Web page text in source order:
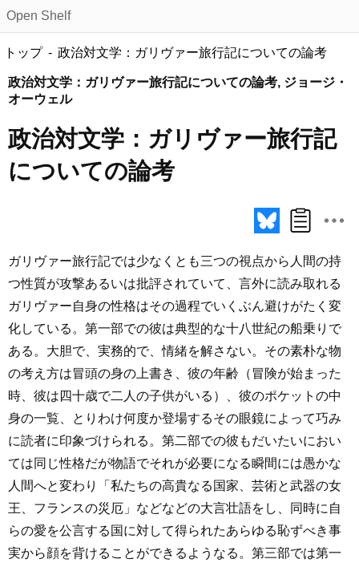
Open Shelf
トップ 政治対文学：ガリヴァー旅行記についての論考
政治対文学：ガリヴァー旅行記についての論考, ジョージ・
オーウェル
政治対文学：ガリヴァー旅行記
についての論考
ガリヴァー旅行記では少なくとも三つの視点から人間の持
つ性質が攻撃あるいは批評されていて、言外に読み取れる
ガリヴァー自身の性格はその過程でいくぶん避けがたく変
化している。第一部での彼は典型的な十八世紀の船乗りで
ある。大胆で、実務的で、情緒を解さない。その素朴な物
の考え方は冒頭の身の上書き、彼の年齢（冒険が始まった
時、彼は四十歳で二人の子供がいる）、彼のポケットの中
身の一覧、とりわけ何度か登場するその眼鏡によって巧み
に読者に印象づけられる。第二部での彼もだいたいにおい
ては同じ性格だが物語でそれが必要になる瞬間には愚かな
人間へと変わり「私たちの高貴なる国家、芸術と武器の女
王、フランスの災厄」などなどの大言壮語をし、同時に自
らの愛を公言する国に対して得られたあらゆる恥ずべき事
実から顔を背けることができるようなる。第三部では第一